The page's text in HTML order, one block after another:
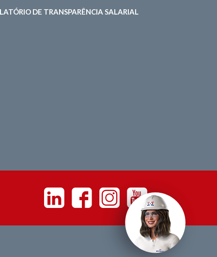
DE TRANSPARÊNCIA SALARIAL
Linkedin Facebook InstagramYoutube